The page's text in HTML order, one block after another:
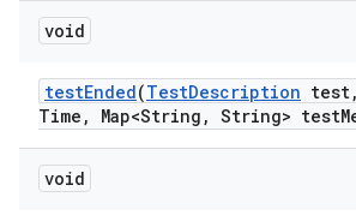
void
testEnded(TestDescription test,
Time , Map<String , String> test
void